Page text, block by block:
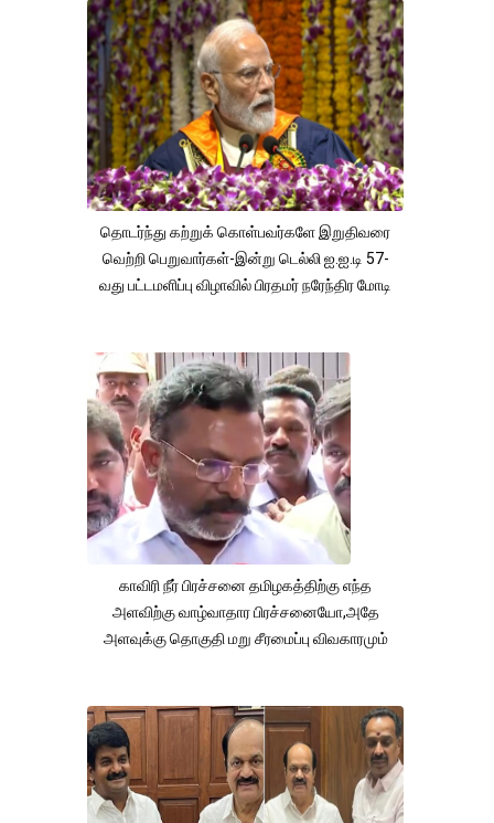
தொடர்ந்து கற்றுக் கொள்பவர்களே இறுதிவரை
வெற்றி பெறுவார்கள்-இன்று டெல்லி ஐ.ஐ.டி 57-
வது பட்டமளிப்பு விழாவில் பிரதமர் நரேந்திர மோடி
காவிரி நீர் பிரச்சனை தமிழகத்திற்கு எந்த
அளவிற்கு வாழ்வாதார பிரச்சனையோ,அதே
அளவுக்கு தொகுதி மறு சீரமைப்பு விவகாரமும்